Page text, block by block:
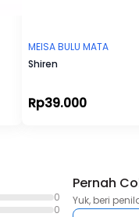
MEISA BULU MATA
Shiren
Rp39.000
0
0
Pernah
Yuk, beri